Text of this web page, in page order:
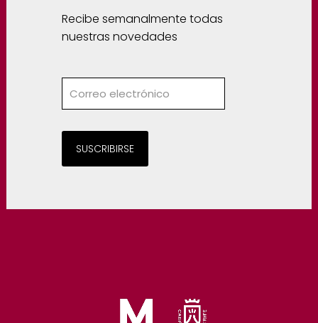
Recibe semanalmente todas
nuestras novedades
SUSCRIBIRSE